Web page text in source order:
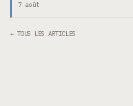
7 août
← TOUS LES ARTICLES